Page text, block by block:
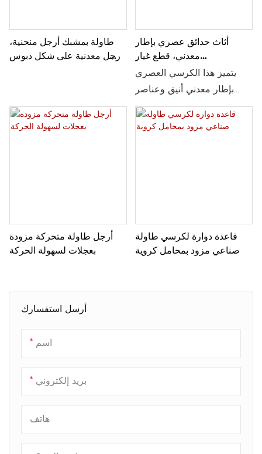
أرسل استفسارك
اسم
بريد إلكتروني
هاتف
طاولة بمشبك أرجل منحنية،
بأرجل معدنية على شكل دبوس
أثاث حدائق عصري بإطار
معدني، قطع غيار
وإكسسوارات كراسي بار
معاصرة، مقعد بار بمسند ظهر
يتميز هذا الكرسي العصري
بإطار معدني أنيق وعناصر
تصميم معاصرة. يمكن تخصيص
المقعد والظهر بمجموعة
أرجل طاولة متحركة مزودة
بعجلات لسهولة الحركة
قاعدة دوارة لكرسي طاولة
صناعي مزود بمحامل كروية